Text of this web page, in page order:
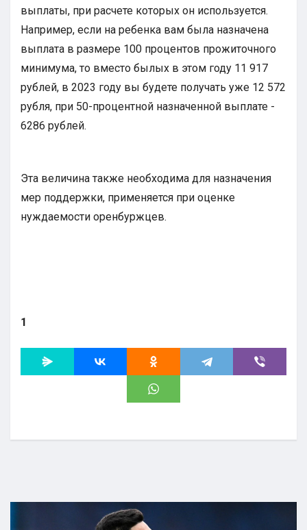
выплаты, при расчете которых он используется.
Например, если на ребенка вам была назначена
выплата в размере 100 процентов прожиточного
минимума, то вместо былых в этом году 11 917
рублей, в 2023 году вы будете получать уже 12 572
рубля, при 50-процентной назначенной выплате -
6286 рублей.
Эта величина также необходима для назначения
мер поддержки, применяется при оценке
нуждаемости оренбуржцев.
1